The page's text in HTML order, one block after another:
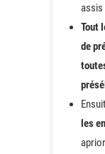
assis
Tout
de
les